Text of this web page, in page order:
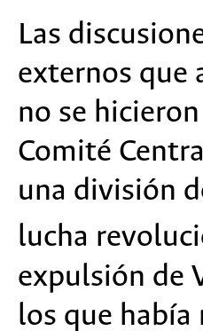
Las
externos que
no se
Comité
una división
lucha
expulsión de
los que